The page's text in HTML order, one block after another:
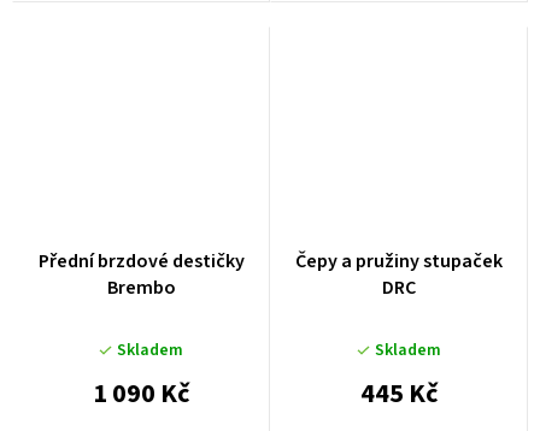
Přední brzdové destičky
Brembo
Skladem
1 090 Kč
Čepy a pružiny stupaček
DRC
Skladem
445 Kč